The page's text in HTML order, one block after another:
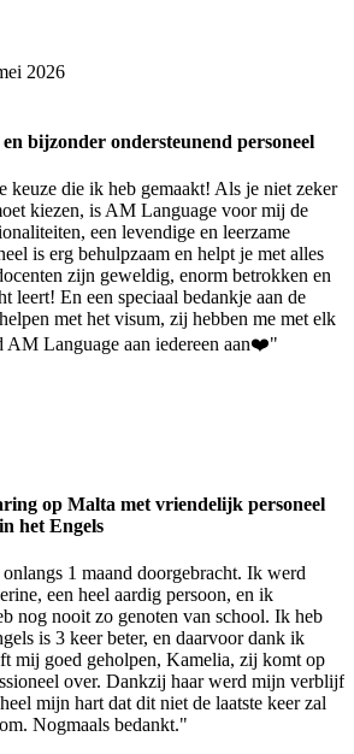
2026
bijzonder ondersteunend personeel
keuze die ik heb gemaakt! Als je niet zeker
kiezen, is AM Language voor mij de
een levendige en leerzame
is erg behulpzaam en helpt je met alles
zijn geweldig, enorm betrokken en
leert! En een speciaal bedankje aan de
met het visum, zij hebben me met elk
AM Language aan iedereen aan❤️"
op Malta met vriendelijk personeel
het Engels
1 maand doorgebracht. Ik werd
een heel aardig persoon, en ik
nog nooit zo genoten van school. Ik heb
is 3 keer beter, en daarvoor dank ik
mij goed geholpen, Kamelia, zij komt op
over. Dankzij haar werd mijn verblijf
mijn hart dat dit niet de laatste keer zal
Nogmaals bedankt."